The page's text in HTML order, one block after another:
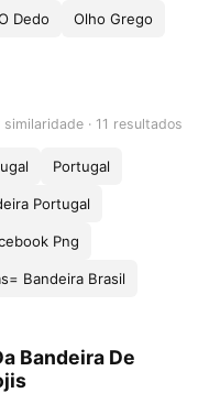
Dedo Olho Grego
similaridade · 11 resultados
Portugal
Portugal
Png
Bandeira Brasil
Bandeira De